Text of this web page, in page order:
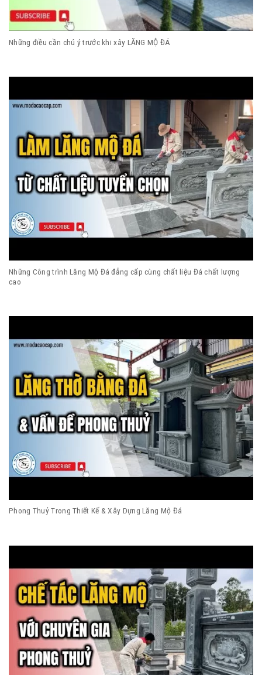
Những điều cần chú ý trước khi xây LĂNG MỘ ĐÁ
Những Công trình Lăng Mộ Đá đẳng cấp cùng chất liệu Đá chất lượng
cao
Phong Thuỷ Trong Thiết Kế & Xây Dựng Lăng Mộ Đá